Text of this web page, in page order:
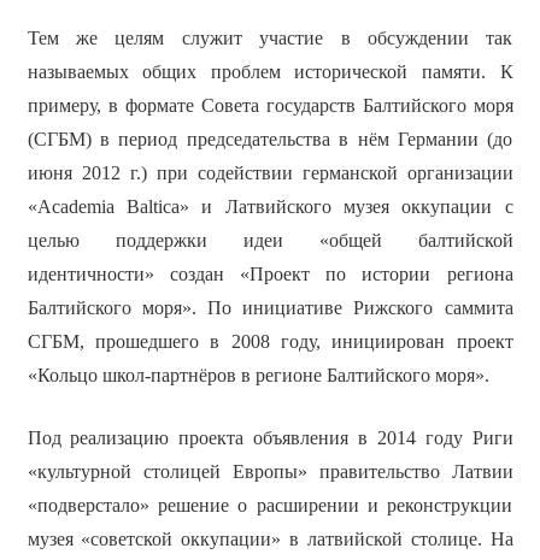
Тем же целям служит участие в обсуждении так
называемых общих проблем исторической памяти. К
примеру, в формате Совета государств Балтийского моря
(СГБМ) в период председательства в нём Германии (до
июня 2012 г.) при содействии германской организации
«Academia Baltica» и Латвийского музея оккупации с
целью поддержки идеи «общей балтийской
идентичности» создан «Проект по истории региона
Балтийского моря». По инициативе Рижского саммита
СГБМ, прошедшего в 2008 году, инициирован проект
«Кольцо школ-партнёров в регионе Балтийского моря».
Под реализацию проекта объявления в 2014 году Риги
«культурной столицей Европы» правительство Латвии
«подверстало» решение о расширении и реконструкции
музея «советской оккупации» в латвийской столице. На